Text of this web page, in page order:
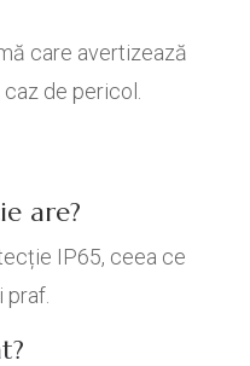
care avertizează
de pericol.
are?
IP65, ceea ce